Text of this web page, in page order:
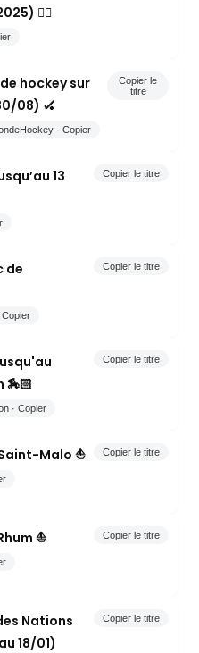
🚴‍♀️
hockey sur
08) 🏑
· Copier
Copier le
titre
13
Copier le titre
de
Copier
Copier le titre
· Copier
Copier le titre
Malo ⛵️ Copier le titre
⛵️ Copier le titre
Nations
18/01)
Copier le titre